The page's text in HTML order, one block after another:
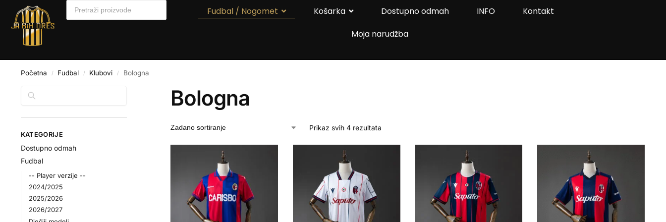
Fudbal / Nogomet Košarka Dostupno odmah INFO
Kontakt
Moja narudžba
Početna / Fudbal / Klubovi / Bologna
Bologna
Prikaz svih 4 rezultata
KATEGORIJE
Dostupno odmah
Fudbal
-- Player verzije --
2024/2025
2025/2026
2026/2027